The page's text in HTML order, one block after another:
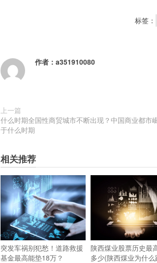
标签：
作者： a351910080
上一篇
什么时期全国性商贸城市不断出现？中国商业都市
于什么时期
相关推荐
突发车祸别犯愁！道路救援
基金最高能垫18万？
陕西煤业股票历史最
多少(陕西煤业为什么